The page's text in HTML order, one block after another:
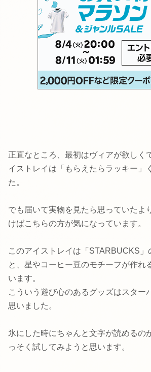
正直なところ、最初はヴィアが欲しく
イストレイは「もらえたらラッキー」
た。
でも届いて実物を見たら思っていたよ
けばこちらの方が気になっています。
このアイストレイは「STARBUCKS」
と、星やコーヒー豆のモチーフが作れ
います。
こういう遊び心のあるグッズはスター
思いました。
氷にした時にちゃんと文字が読めるの
っそく試してみようと思います。